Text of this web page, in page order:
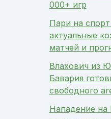
000+ игр
Пари на
актуальные
матчей и
Влахович из
Бавария
свободного
Нападение на